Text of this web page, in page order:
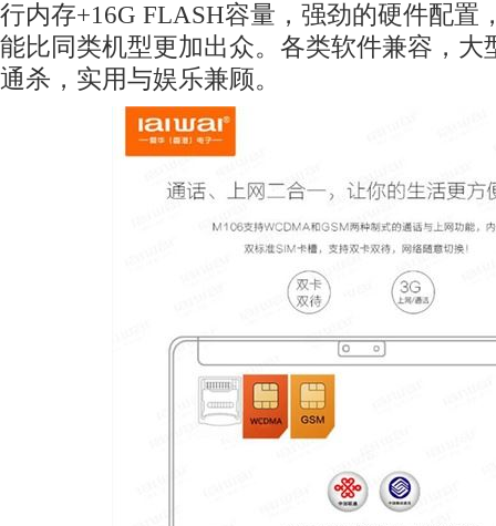
行内存+16G FLASH容量，强劲的硬件配置
能比同类机型更加出众。各类软件兼容，大
通杀，实用与娱乐兼顾。